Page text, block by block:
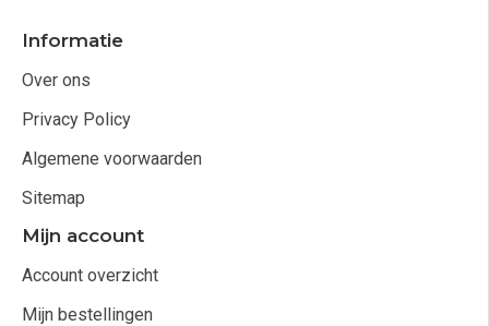
Informatie
Over ons
Privacy Policy
Algemene voorwaarden
Sitemap
Mijn account
Account overzicht
Mijn bestellingen